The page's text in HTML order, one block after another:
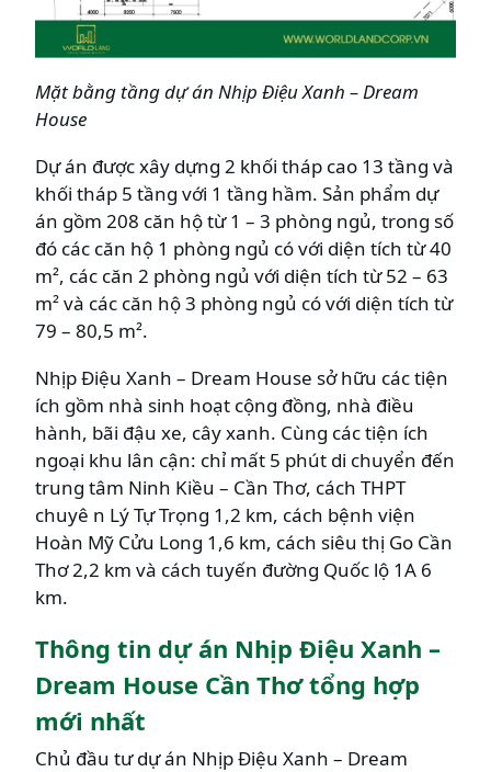
Mặt bằng tầng dự án Nhịp Điệu Xanh – Dream
House
Dự án được xây dựng 2 khối tháp cao 13 tầng và
khối tháp 5 tầng với 1 tầng hầm. Sản phẩm dự
án gồm 208 căn hộ từ 1 – 3 phòng ngủ, trong số
đó các căn hộ 1 phòng ngủ có với diện tích từ 40
m², các căn 2 phòng ngủ với diện tích từ 52 – 63
m² và các căn hộ 3 phòng ngủ có với diện tích từ
79 – 80,5 m².
Nhịp Điệu Xanh – Dream House sở hữu các tiện
ích gồm nhà sinh hoạt cộng đồng, nhà điều
hành, bãi đậu xe, cây xanh. Cùng các tiện ích
ngoại khu lân cận: chỉ mất 5 phút di chuyển đến
trung tâm Ninh Kiều – Cần Thơ, cách THPT
chuyê n Lý Tự Trọng 1,2 km, cách bệnh viện
Hoàn Mỹ Cửu Long 1,6 km, cách siêu thị Go Cần
Thơ 2,2 km và cách tuyến đường Quốc lộ 1A 6
km.
Thông tin dự án Nhịp Điệu Xanh –
Dream House Cần Thơ tổng hợp
mới nhất
Chủ đầu tư dự án Nhịp Điệu Xanh – Dream